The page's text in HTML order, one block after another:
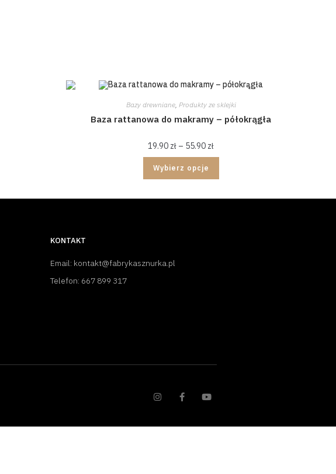
Bazy drewniane, Produkty ze sklejki
Baza rattanowa do makramy – półokrągła
19.90 zł – 55.90 zł
Wybierz opcje
KONTAKT
Email: kontakt@fabrykasznurka.pl
Telefon: 667 899 317